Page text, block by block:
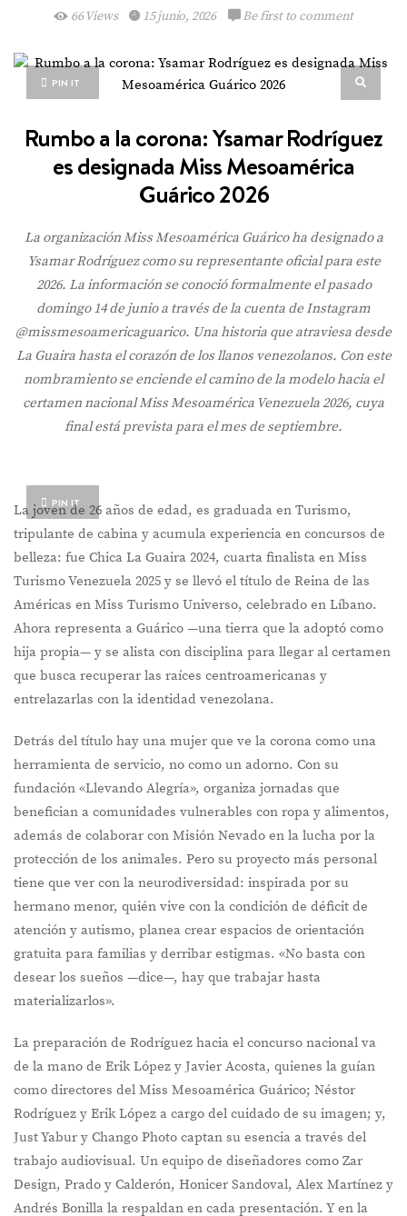
66 Views 15 junio, 2026 Be first to comment
PIN IT
Rumbo a la corona: Ysamar Rodríguez
es designada Miss Mesoamérica
Guárico 2026
La organización Miss Mesoamérica Guárico ha designado a
Ysamar Rodríguez como su representante oficial para este
2026. La información se conoció formalmente el pasado
domingo 14 de junio a través de la cuenta de Instagram
@missmesoamericaguarico. Una historia que atraviesa desde
La Guaira hasta el corazón de los llanos venezolanos. Con este
nombramiento se enciende el camino de la modelo hacia el
certamen nacional Miss Mesoamérica Venezuela 2026, cuya
final está prevista para el mes de septiembre.
PIN IT
La joven de 26 años de edad, es graduada en Turismo,
tripulante de cabina y acumula experiencia en concursos de
belleza: fue Chica La Guaira 2024, cuarta finalista en Miss
Turismo Venezuela 2025 y se llevó el título de Reina de las
Américas en Miss Turismo Universo, celebrado en Líbano.
Ahora representa a Guárico —una tierra que la adoptó como
hija propia— y se alista con disciplina para llegar al certamen
que busca recuperar las raíces centroamericanas y
entrelazarlas con la identidad venezolana.
Detrás del título hay una mujer que ve la corona como una
herramienta de servicio, no como un adorno. Con su
fundación «Llevando Alegría», organiza jornadas que
benefician a comunidades vulnerables con ropa y alimentos,
además de colaborar con Misión Nevado en la lucha por la
protección de los animales. Pero su proyecto más personal
tiene que ver con la neurodiversidad: inspirada por su
hermano menor, quién vive con la condición de déficit de
atención y autismo, planea crear espacios de orientación
gratuita para familias y derribar estigmas. «No basta con
desear los sueños —dice—, hay que trabajar hasta
materializarlos».
La preparación de Rodríguez hacia el concurso nacional va
de la mano de Erik López y Javier Acosta, quienes la guían
como directores del Miss Mesoamérica Guárico; Néstor
Rodríguez y Erik López a cargo del cuidado de su imagen; y,
Just Yabur y Chango Photo captan su esencia a través del
trabajo audiovisual. Un equipo de diseñadores como Zar
Design, Prado y Calderón, Honicer Sandoval, Alex Martínez y
Andrés Bonilla la respaldan en cada presentación. Y en la